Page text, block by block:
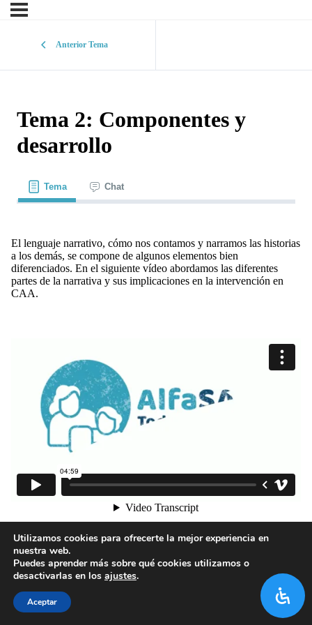
Anterior Tema
Tema 2: Componentes y
desarrollo
Tema Chat
El lenguaje narrativo, cómo nos contamos y narramos las historias
a los demás, se compone de algunos elementos bien
diferenciados. En el siguiente vídeo abordamos las diferentes
partes de la narrativa y sus implicaciones en la intervención en
CAA.
1 2 3 4 5
Utilizamos cookies para ofrecerte la mejor experiencia en
nuestra web.
Puedes aprender más sobre qué cookies utilizamos o
desactivarlas en los ajustes.
Aceptar